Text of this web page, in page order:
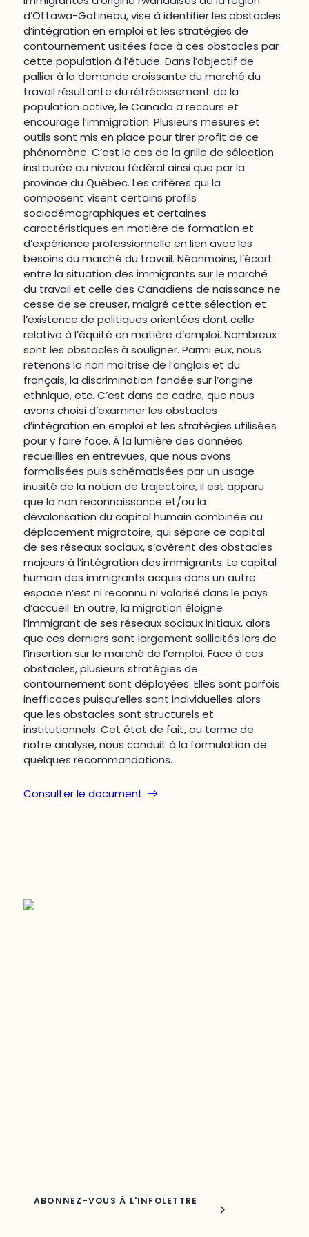
d’Ottawa-Gatineau, vise à identifier les obstacles
d’intégration en emploi et les stratégies de
contournement usitées face à ces obstacles par
cette population à l’étude. Dans l’objectif de
pallier à la demande croissante du marché du
travail résultante du rétrécissement de la
population active, le Canada a recours et
encourage l’immigration. Plusieurs mesures et
outils sont mis en place pour tirer profit de ce
phénomène. C’est le cas de la grille de sélection
instaurée au niveau fédéral ainsi que par la
province du Québec. Les critères qui la
composent visent certains profils
sociodémographiques et certaines
caractéristiques en matière de formation et
d’expérience professionnelle en lien avec les
besoins du marché du travail. Néanmoins, l’écart
entre la situation des immigrants sur le marché
du travail et celle des Canadiens de naissance ne
cesse de se creuser, malgré cette sélection et
l’existence de politiques orientées dont celle
relative à l’équité en matière d’emploi. Nombreux
sont les obstacles à souligner. Parmi eux, nous
retenons la non maîtrise de l’anglais et du
français, la discrimination fondée sur l’origine
ethnique, etc. C’est dans ce cadre, que nous
avons choisi d’examiner les obstacles
d’intégration en emploi et les stratégies utilisées
pour y faire face. À la lumière des données
recueillies en entrevues, que nous avons
formalisées puis schématisées par un usage
inusité de la notion de trajectoire, il est apparu
que la non reconnaissance et/ou la
dévalorisation du capital humain combinée au
déplacement migratoire, qui sépare ce capital
de ses réseaux sociaux, s’avèrent des obstacles
majeurs à l’intégration des immigrants. Le capital
humain des immigrants acquis dans un autre
espace n’est ni reconnu ni valorisé dans le pays
d’accueil. En outre, la migration éloigne
l’immigrant de ses réseaux sociaux initiaux, alors
que ces derniers sont largement sollicités lors de
l’insertion sur le marché de l’emploi. Face à ces
obstacles, plusieurs stratégies de
contournement sont déployées. Elles sont parfois
inefficaces puisqu’elles sont individuelles alors
que les obstacles sont structurels et
institutionnels. Cet état de fait, au terme de
notre analyse, nous conduit à la formulation de
quelques recommandations.
Consulter le document